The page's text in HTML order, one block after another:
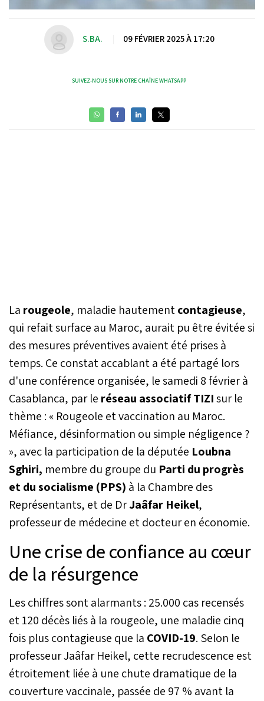
S.BA. 09 FÉVRIER 2025 À 17:20
SUIVEZ-NOUS SUR NOTRE CHAÎNE WHATSAPP
La rougeole, maladie hautementcontagieuse,
qui refait surface au Maroc, aurait pu être évitée si
des mesures préventives avaient été prises à
temps. Ce constat accablant a été partagé lors
d'une conférence organisée, le samedi 8 février à
Casablanca, par le réseau associatif TIZIsur le
thème : « Rougeole et vaccination au Maroc.
Méfiance, désinformation ou simple négligence ?
», avec la participation de la députée Loubna
Sghiri, membre du groupe du Parti du progrès
et du socialisme (PPS) à la Chambre des
Représentants, et de DrJaâfar Heikel,
professeur de médecine et docteur en économie.
Une crise de confiance au cœur
de la résurgence
Les chiffres sont alarmants : 25.000 cas recensés
et 120 décès liés à la rougeole, une maladie cinq
fois plus contagieuse que la COVID-19. Selon le
professeur Jaâfar Heikel, cette recrudescence est
étroitement liée à une chute dramatique de la
couverture vaccinale, passée de 97 % avant la